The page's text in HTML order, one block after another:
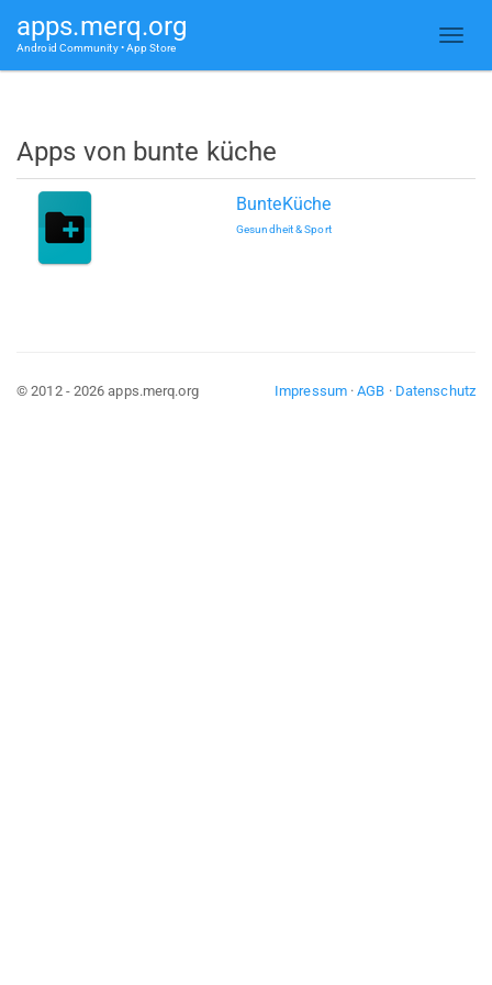
apps.merq.org
Android Community • App Store
Apps von bunte küche
BunteKüche
Gesundheit & Sport
Impressum·AGB · Datenschutz
© 2012 - 2026 apps.merq.org